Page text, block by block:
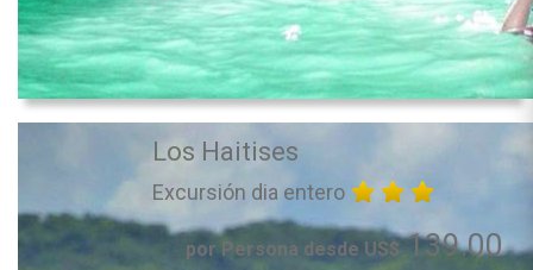
Los Haitises
Excursión dia entero
por Persona desde US$139.00